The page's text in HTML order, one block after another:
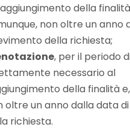
della
non oltre un anno
della richiesta;
, per il periodo
necessario al
della finalità
oltre un anno dalla data
richiesta.